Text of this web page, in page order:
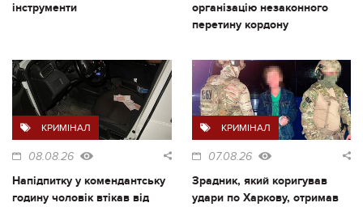
інструменти
організацію незаконного
перетину кордону
КРИМІНАЛ
08.08.26
Напідпитку у комендантську
годину чоловік втікав від
КРИМІНАЛ
07.08.26
Зрадник, який коригував
удари по Харкову, отримав